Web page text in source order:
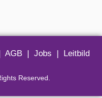
AGB| Jobs | Leitbild
Reserved.